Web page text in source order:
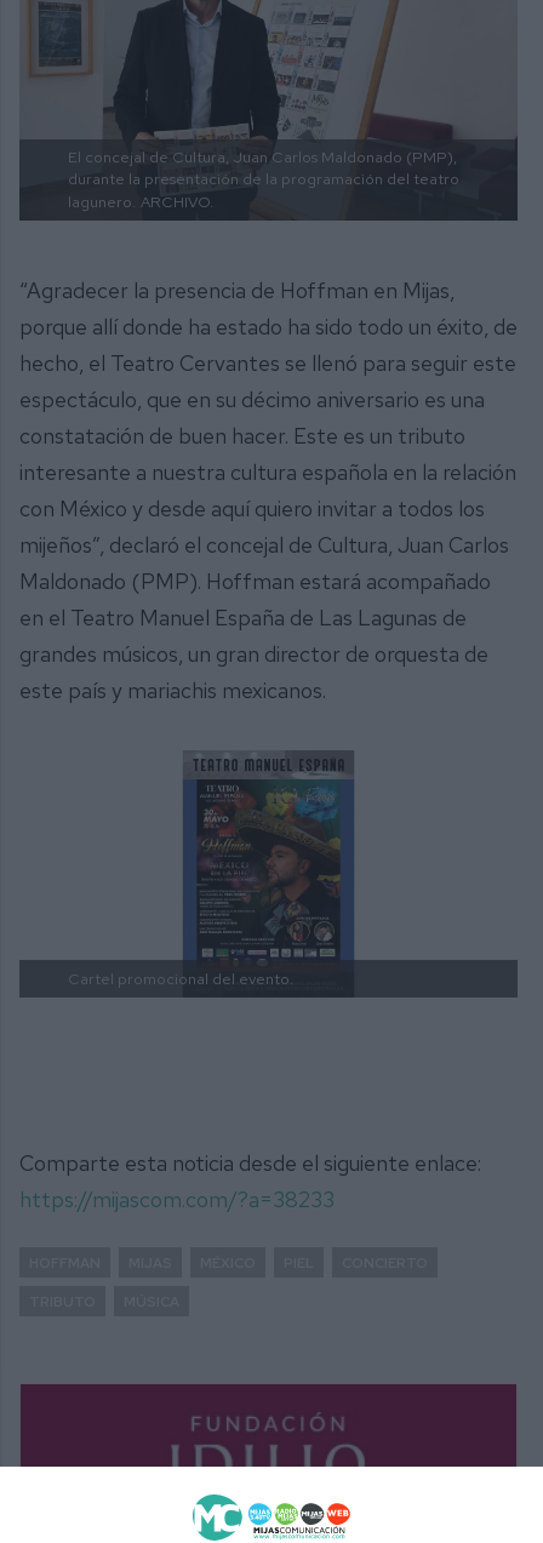
El concejal de Cultura, Juan Carlos Maldonado (PMP),
durante la presentación de la programación del teatro
lagunero. ARCHIVO.
“Agradecer la presencia de Hoffman en Mijas,
porque allí donde ha estado ha sido todo un éxito, de
hecho, el Teatro Cervantes se llenó para seguir este
espectáculo, que en su décimo aniversario es una
constatación de buen hacer. Este es un tributo
interesante a nuestra cultura española en la relación
con México y desde aquí quiero invitar a todos los
mijeños”, declaró el concejal de Cultura, Juan Carlos
Maldonado (PMP). Hoffman estará acompañado
en el Teatro Manuel España de Las Lagunas de
grandes músicos, un gran director de orquesta de
este país y mariachis mexicanos.
Cartel promocional del evento.
Comparte esta noticia desde el siguiente enlace:
https://mijascom.com/?a=38233